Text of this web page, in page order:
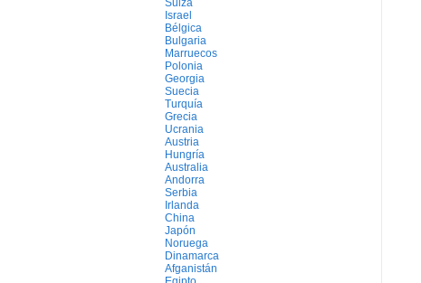
Suiza
Israel
Bélgica
Bulgaria
Marruecos
Polonia
Georgia
Suecia
Turquía
Grecia
Ucrania
Austria
Hungría
Australia
Andorra
Serbia
Irlanda
China
Japón
Noruega
Dinamarca
Afganistán